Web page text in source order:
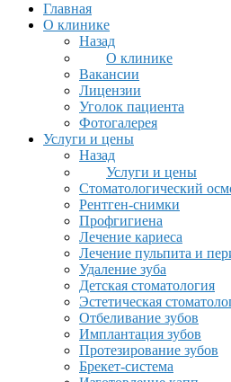
Главная
О клинике
Назад
О клинике
Вакансии
Лицензии
Уголок пациента
Фотогалерея
Услуги и цены
Назад
Услуги и цены
Стоматологический
Рентген-снимки
Профгигиена
Лечение кариеса
Лечение пульпита и
Удаление зуба
Детская стоматология
Эстетическая
Отбеливание зубов
Имплантация зубов
Протезирование зубов
Брекет-система